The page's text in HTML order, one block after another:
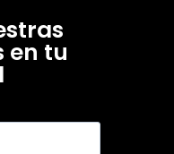
en tu